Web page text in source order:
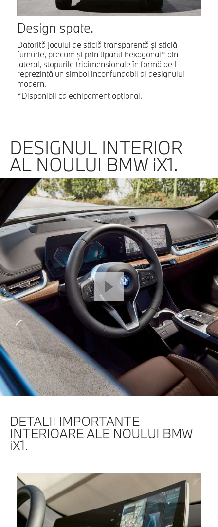
Design spate.
Datorită jocului de sticlă transparentă şi sticlă
fumurie, precum şi prin tiparul hexagonal* din
lateral, stopurile tridimensionale în formă de L
reprezintă un simbol inconfundabil al designului
modern.
*Disponibil ca echipament opţional.
DESIGNUL INTERIOR
AL NOULUI BMW iX1.
DETALII IMPORTANTE
INTERIOARE ALE NOULUI BMW
iX1.